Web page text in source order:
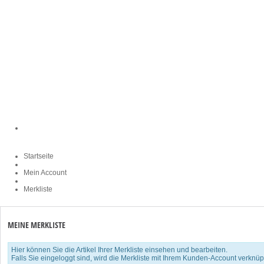
Startseite
Mein Account
Merkliste
MEINE MERKLISTE
Hier können Sie die Artikel Ihrer Merkliste einsehen und bearbeiten.
Falls Sie eingeloggt sind, wird die Merkliste mit Ihrem Kunden-Account